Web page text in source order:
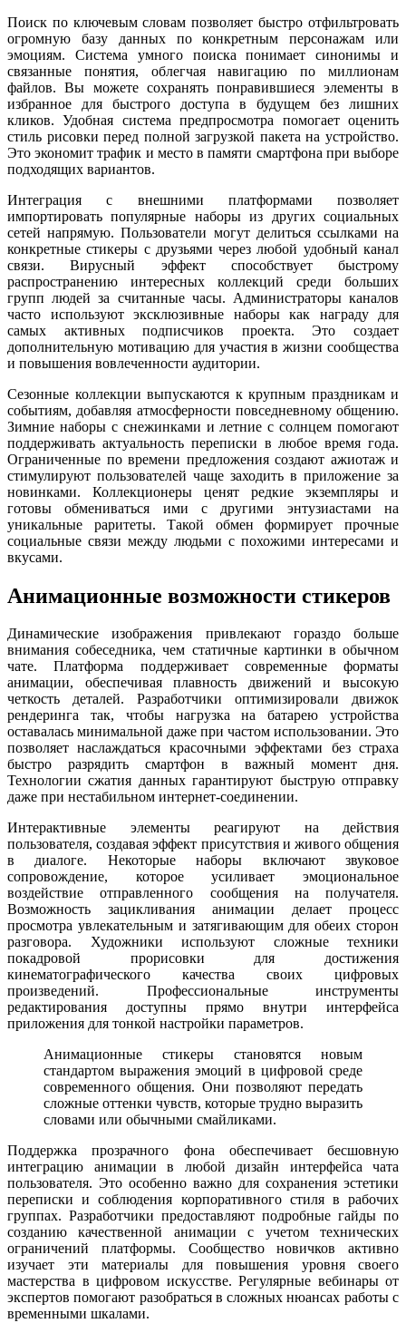
Поиск по ключевым словам позволяет быстро отфильтровать
огромную базу данных по конкретным персонажам или
эмоциям. Система умного поиска понимает синонимы и
связанные понятия, облегчая навигацию по миллионам
файлов. Вы можете сохранять понравившиеся элементы в
избранное для быстрого доступа в будущем без лишних
кликов. Удобная система предпросмотра помогает оценить
стиль рисовки перед полной загрузкой пакета на устройство.
Это экономит трафик и место в памяти смартфона при выборе
подходящих вариантов.
Интеграция с внешними платформами позволяет
импортировать популярные наборы из других социальных
сетей напрямую. Пользователи могут делиться ссылками на
конкретные стикеры с друзьями через любой удобный канал
связи. Вирусный эффект способствует быстрому
распространению интересных коллекций среди больших
групп людей за считанные часы. Администраторы каналов
часто используют эксклюзивные наборы как награду для
самых активных подписчиков проекта. Это создает
дополнительную мотивацию для участия в жизни сообщества
и повышения вовлеченности аудитории.
Сезонные коллекции выпускаются к крупным праздникам и
событиям, добавляя атмосферности повседневному общению.
Зимние наборы с снежинками и летние с солнцем помогают
поддерживать актуальность переписки в любое время года.
Ограниченные по времени предложения создают ажиотаж и
стимулируют пользователей чаще заходить в приложение за
новинками. Коллекционеры ценят редкие экземпляры и
готовы обмениваться ими с другими энтузиастами на
уникальные раритеты. Такой обмен формирует прочные
социальные связи между людьми с похожими интересами и
вкусами.
Анимационные возможности стикеров
Динамические изображения привлекают гораздо больше
внимания собеседника, чем статичные картинки в обычном
чате. Платформа поддерживает современные форматы
анимации, обеспечивая плавность движений и высокую
четкость деталей. Разработчики оптимизировали движок
рендеринга так, чтобы нагрузка на батарею устройства
оставалась минимальной даже при частом использовании. Это
позволяет наслаждаться красочными эффектами без страха
быстро разрядить смартфон в важный момент дня.
Технологии сжатия данных гарантируют быструю отправку
даже при нестабильном интернет-соединении.
Интерактивные элементы реагируют на действия
пользователя, создавая эффект присутствия и живого общения
в диалоге. Некоторые наборы включают звуковое
сопровождение, которое усиливает эмоциональное
воздействие отправленного сообщения на получателя.
Возможность зацикливания анимации делает процесс
просмотра увлекательным и затягивающим для обеих сторон
разговора. Художники используют сложные техники
покадровой прорисовки для достижения
кинематографического качества своих цифровых
произведений. Профессиональные инструменты
редактирования доступны прямо внутри интерфейса
приложения для тонкой настройки параметров.
Анимационные стикеры становятся новым
стандартом выражения эмоций в цифровой среде
современного общения. Они позволяют передать
сложные оттенки чувств, которые трудно выразить
словами или обычными смайликами.
Поддержка прозрачного фона обеспечивает бесшовную
интеграцию анимации в любой дизайн интерфейса чата
пользователя. Это особенно важно для сохранения эстетики
переписки и соблюдения корпоративного стиля в рабочих
группах. Разработчики предоставляют подробные гайды по
созданию качественной анимации с учетом технических
ограничений платформы. Сообщество новичков активно
изучает эти материалы для повышения уровня своего
мастерства в цифровом искусстве. Регулярные вебинары от
экспертов помогают разобраться в сложных нюансах работы с
временными шкалами.